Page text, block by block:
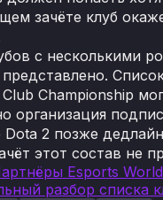
зачёте клуб
с несколькими
Championship
организация
Dota 2 позже
этот состав не
Esports
разбор списка